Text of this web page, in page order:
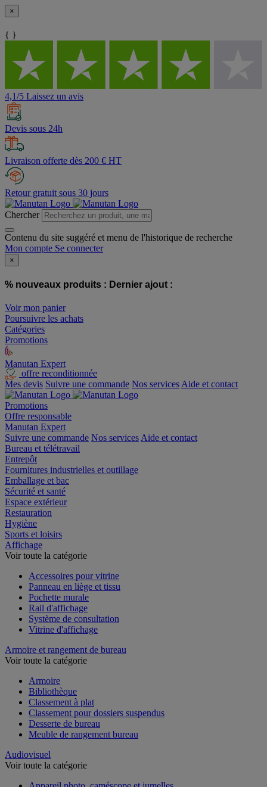
×
{ }
4,1/5 Laissez un avis
Devis sous 24h
Livraison offerte dès 200 € HT
Retour gratuit sous 30 jours
Chercher
Contenu du site suggéré et menu de l'historique de recherche
Mon compte Se connecter
×
% nouveaux produits : Dernier ajout :
Voir mon panier
Poursuivre les achats
Catégories
Promotions
Manutan Expert
offre reconditionnée
Mes devis Suivre une commande Nos services Aide et contact
Promotions
Offre responsable
Manutan Expert
Suivre une commande Nos services Aide et contact
Bureau et télétravail
Entrepôt
Fournitures industrielles et outillage
Emballage et bac
Sécurité et santé
Espace extérieur
Restauration
Hygiène
Sports et loisirs
Affichage
Voir toute la catégorie
Accessoires pour vitrine
Panneau en liège et tissu
Pochette murale
Rail d'affichage
Système de consultation
Vitrine d'affichage
Armoire et rangement de bureau
Voir toute la catégorie
Armoire
Bibliothèque
Classement à plat
Classement pour dossiers suspendus
Desserte de bureau
Meuble de rangement bureau
Audiovisuel
Voir toute la catégorie